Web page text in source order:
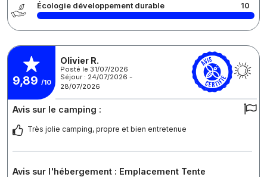
Écologie développement durable 10
9,89 /10
Olivier R.
Posté le 31/07/2026
Séjour : 24/07/2026 -
28/07/2026
Avis sur le camping :
Très jolie camping, propre et bien entretenue
Avis sur l'hébergement : Emplacement Tente